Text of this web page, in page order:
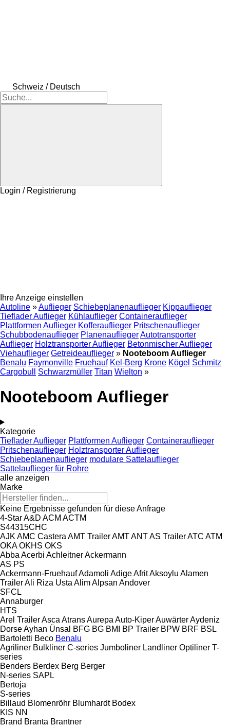
Schweiz / Deutsch
Login / Registrierung
Ihre Anzeige einstellen
Autoline »Auflieger Schiebeplanenauflieger Kippauflieger
Tieflader Auflieger Kühlauflieger Containerauflieger
Plattformen Auflieger Kofferauflieger Pritschenauflieger
Schubbodenauflieger PlanenaufliegerAutotransporter
Auflieger Holztransporter Auflieger Betonmischer Auflieger
Viehauflieger Getreideauflieger » Nooteboom Auflieger
Benalu Faymonville Fruehauf Kel-Berg Krone Kögel Schmitz
Cargobull
Schwarzmüller Titan Wielton »
Nooteboom Auflieger
Kategorie
Tieflader Auflieger Plattformen Auflieger Containerauflieger
Pritschenauflieger Holztransporter Auflieger
Schiebeplanenauflieger modulare Sattelauflieger
Sattelauflieger für Rohre
alle anzeigen
Marke
Keine Ergebnisse gefunden für diese Anfrage
4-StarA&D ACM ACTM
S44315CHC
AJK AMC Castera AMT TrailerAMTANTAS TrailerATC ATM
OKA OKHS OKS
Abba Acerbi AchleitnerAckermann
AS PS
Ackermann-FruehaufAdamoli AdigeAfritAksoylu Alamen
TrailerAli Riza Usta AlimAlpsan Andover
SFCL
Annaburger
HTS
Arel TrailerAsca AtransAurepa Auto-KiperAuwärterAydeniz
DorseAyhan Ünsal BFG BG BMI BP Trailer BPW BRF BSL
Bartoletti Beco Benalu
Agriliner Bulkliner C-series Jumboliner Landliner Optiliner T-
series
Benders Berdex Berg Berger
N-series SAPL
Bertoja
S-series
Billaud Blomenröhr Blumhardt Bodex
KIS NN
Brand Branta Brantner